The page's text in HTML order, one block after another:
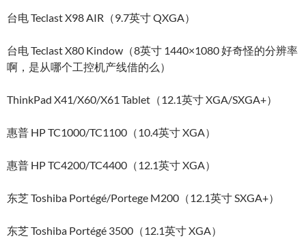
台电 Teclast X98 AIR（9.7英寸 QXGA）
台电 Teclast X80 Kindow（8英寸 1440×1080 好奇怪的分辨率
啊，是从哪个工控机产线借的么）
ThinkPad X41/X60/X61 Tablet（12.1英寸 XGA/SXGA+）
惠普 HP TC1000/TC1100（10.4英寸 XGA）
惠普 HP TC4200/TC4400（12.1英寸 XGA）
东芝 Toshiba Portégé/Portege M200（12.1英寸 SXGA+）
东芝 Toshiba Portégé 3500（12.1英寸 XGA）